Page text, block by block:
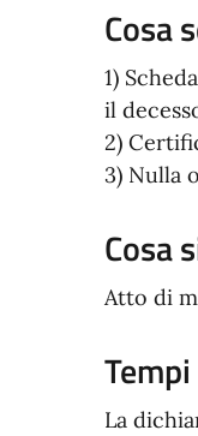
Cosa
1)
il
2)
3) Nulla
Cosa
Atto di
La